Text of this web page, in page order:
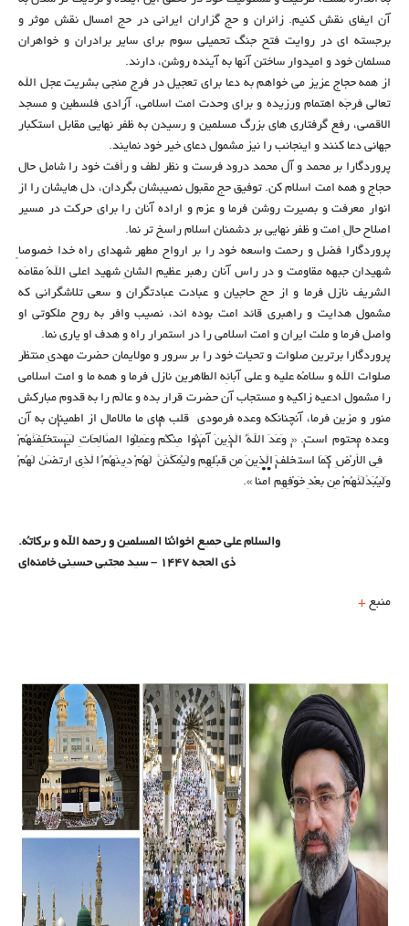
آن ایفای نقش کنیم. زائران و حج گزاران ایرانی در حج امسال نقش موثر و
برجسته ای در روایت فتح جنگ تحمیلی سوم برای سایر برادران و خواهران
مسلمان خود و امیدوار ساختن آنها به آینده روشن، دارند.
از همه حجاج عزیز می خواهم به دعا برای تعجیل در فرج منجی بشریت عجل الله
تعالی فرجَه اهتمام ورزیده و برای وحدت امت اسلامی، آزادی فلسطین و مسجد
الاقصی، رفع گرفتاری های بزرگ مسلمین و رسیدن به ظفر نهایی مقابل استکبار
جهانی دعا کنند و اینجانب را نیز مشمول دعای خیر خود نمایند.
پروردگارا بر محمد و آل محمد درود فرست و نظر لطف و رأفت خود را شامل حال
حجاج و همه امت اسلام کن. توفیق حجِ مقبول نصیبشان بگردان، دل هایشان را از
انوار معرفت و بصیرت روشن فرما و عزم و اراده آنان را برای حرکت در مسیر
اصلاح حالِ امت و ظفر نهایی بر دشمنان اسلام راسخ تر نما.
پروردگارا فضل و رحمت واسعه خود را بر ارواح مطهر شهدای راه خدا خصوصاً
شهیدان جبهه مقاومت و در راس آنان رهبر عظیم الشانِ شهید اعلی اللهُ مقامَه
الشریف نازل فرما و از حج حاجیان و عبادت عبادتگران و سعی تلاشگرانی که
مشمول هدایت و راهبری قائد امت بوده اند، نصیب وافر به روح ملکوتی او
واصل فرما و ملت ایران و امت اسلامی را در استمرار راه و هدف او یاری نما.
پروردگارا برترین صلوات و تحیات خود را بر سرور و مولایمان حضرت مهدیِ منتظَر
صلوات الله و سلامُه علیه و علی آبائِه الطاهرین نازل فرما و همه ما و امت اسلامی
را مشمول ادعیه زاکیه و مستجاب آن حضرت قرار بده و عالَم را به قدوم مبارکش
منور و مزین فرما، آنچنانکه وعده فرمودی قلب های ما مالامال از اطمینان به آن
وعده محتوم است. « وَعَدَ اللَّهُ الَّذِینَ آمَنُوا مِنْکُمْ وَعَمِلُوا الصَّالِحَاتِ لَیَسْتَخْلِفَنَّهُمْ
فِی الْأَرْضِ کَمَا اسْتَخْلَفَ الَّذِینَ مِنْ قَبْلِهِمْ وَلَیُمَکِّنَنَّ لَهُمْ دِینَهُمُ الَّذِی ارْتَضَیٰ لَهُمْ
وَلَیُبَدِّلَنَّهُمْ مِنْ بَعْدِ خَوْفِهِمْ اَمْنًا ».
والسلام علی جمیع اخوانُنا المسلمین و رحمه الله و برکاتُه.
ذی الحجه ۱۴۴۷ – سید مجتبی حسینی خامنه‌ای
منبع +